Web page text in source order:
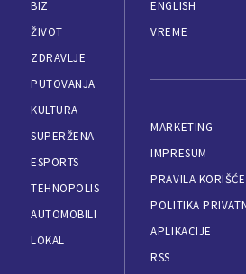
BIZ
ŽIVOT
ZDRAVLJE
PUTOVANJA
KULTURA
SUPERŽENA
ESPORTS
TEHNOPOLIS
AUTOMOBILI
LOKAL
ENGLISH
VREME
MARKETING
IMPRESUM
PRAVILA
POLITIKA
APLIKACIJE
RSS